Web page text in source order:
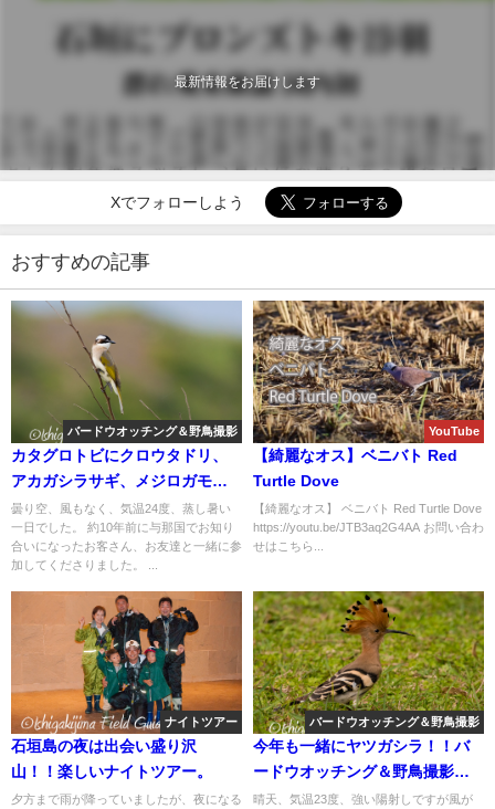
最新情報をお届けします
Xでフォローしよう
おすすめの記事
バードウオッチング＆野鳥撮影
カタグロトビにクロウタドリ、
アカガシラサギ、メジロガモ等
盛り沢山!!バードウオッチングツ
アー!!
曇り空、風もなく、気温24度、蒸し暑い
一日でした。 約10年前に与那国でお知り
合いになったお客さん、お友達と一緒に参
加してくださりました。 ...
YouTube
【綺麗なオス】ベニバト Red
Turtle Dove
【綺麗なオス】 ベニバト Red Turtle Dove
https://youtu.be/JTB3aq2G4AA お問い合わ
せはこちら...
ナイトツアー
石垣島の夜は出会い盛り沢
山！！楽しいナイトツアー。
夕方まで雨が降っていましたが、夜になる
バードウオッチング＆野鳥撮影
今年も一緒にヤツガシラ！！バ
ードウオッチング＆野鳥撮影ガ
イド。
晴天、気温23度、強い陽射しですが風が